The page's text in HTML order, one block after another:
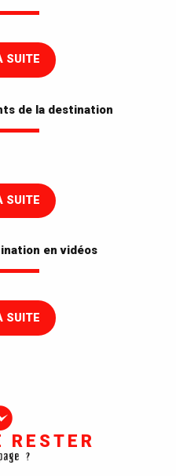
SUITE
de la destination
SUITE
en vidéos
SUITE
RESTER
?